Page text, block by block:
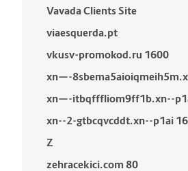
Vavada Clients Site
viaesquerda.pt
vkusv-promokod.ru 1600
xn—-
xn—-itbqfffliom9ff1b.xn--
xn--2-gtbcqvcddt.xn--p1ai
Z
zehracekici.com 80